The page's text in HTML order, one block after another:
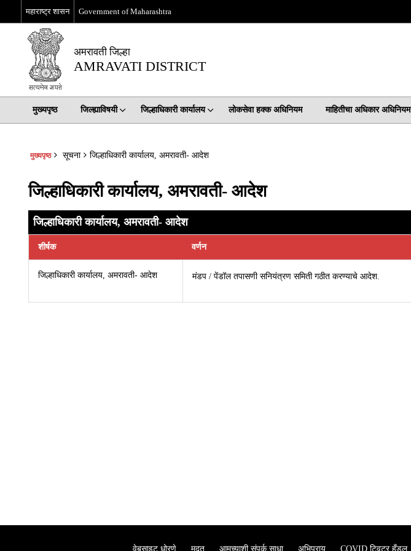
महाराष्ट्र शासन Government of Maharashtra
अमरावती जिल्हा
AMRAVATI DISTRICT
मुख्यपृष्ठ जिल्ह्याविषयी जिल्हाधिकारी कार्यालय लोकसेवा हक्क अधिनियम माहितीचा अधिकार अधिनियम
मुख्यपृष्ठ सूचना जिल्हाधिकारी कार्यालय, अमरावती- आदेश
जिल्हाधिकारी कार्यालय, अमरावती- आदेश
जिल्हाधिकारी कार्यालय, अमरावती- आदेश
शीर्षक वर्णन
जिल्हाधिकारी कार्यालय, अमरावती- आदेश मंडप / पेंडॉल तपासणी सनियंत्रण समिती गठीत करण्याचे आदेश.
वेबसाइट धोरणे मदत आमच्याशी संपर्क साधा अभिप्राय COVID ट्विटर हँडल